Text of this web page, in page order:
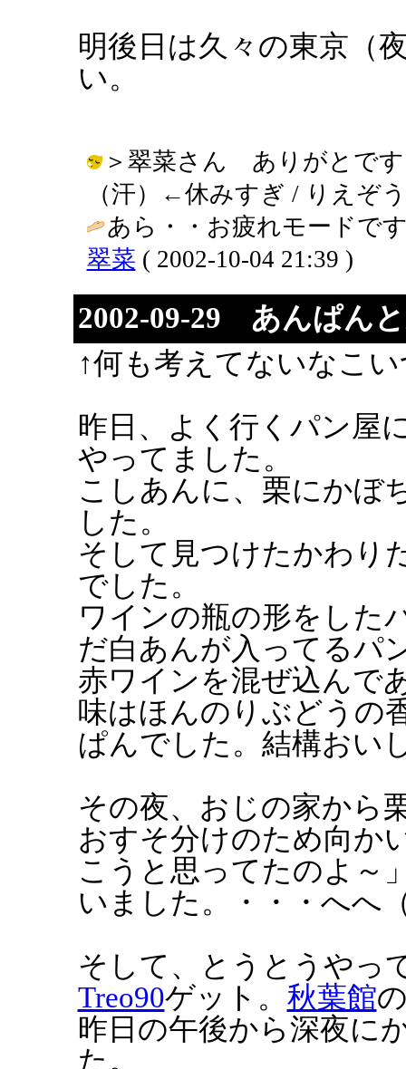
明後日は久々の東京（
い。
＞翠菜さん ありがとで
（汗）←休みすぎ / りえぞ
あら・・お疲れモードで
翠菜 ( 2002-10-04 21:39 )
2002-09-29 あんぱん
↑何も考えてないなこ
昨日、よく行くパン屋
やってました。
こしあんに、栗にかぼ
した。
そして見つけたかわり
でした。
ワインの瓶の形をした
だ白あんが入ってるパ
赤ワインを混ぜ込んで
味はほんのりぶどうの
ぱんでした。結構おい
その夜、おじの家から
おすそ分けのため向か
こうと思ってたのよ～
いました。・・・へへ
そして、とうとうやっ
Treo90ゲット。 秋葉館
昨日の午後から深夜に
た。